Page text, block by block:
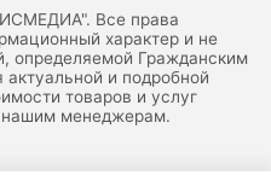
Все права
характер и не
определяемой Гражданским
и подробной
товаров и услуг
нашим менеджерам.